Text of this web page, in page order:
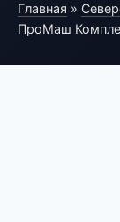
Главная »
ПроМаш